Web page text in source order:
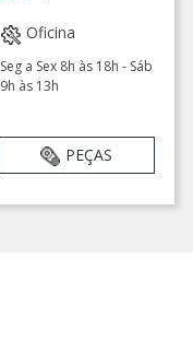
Oficina
Seg a Sex 8h às 18h - Sáb
9h às 13h
PEÇAS